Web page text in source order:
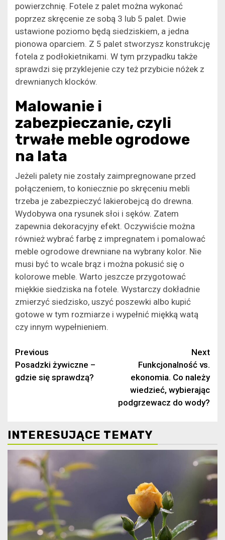
powierzchnię. Fotele z palet można wykonać
poprzez skręcenie ze sobą 3 lub 5 palet. Dwie
ustawione poziomo będą siedziskiem, a jedna
pionowa oparciem. Z 5 palet stworzysz konstrukcję
fotela z podłokietnikami. W tym przypadku także
sprawdzi się przyklejenie czy też przybicie nóżek z
drewnianych klocków.
Malowanie i
zabezpieczanie, czyli
trwałe meble ogrodowe
na lata
Jeżeli palety nie zostały zaimpregnowane przed
połączeniem, to koniecznie po skręceniu mebli
trzeba je zabezpieczyć lakierobejcą do drewna.
Wydobywa ona rysunek słoi i sęków. Zatem
zapewnia dekoracyjny efekt. Oczywiście można
również wybrać farbę z impregnatem i pomalować
meble ogrodowe drewniane na wybrany kolor. Nie
musi być to wcale brąz i można pokusić się o
kolorowe meble. Warto jeszcze przygotować
miękkie siedziska na fotele. Wystarczy dokładnie
zmierzyć siedzisko, uszyć poszewki albo kupić
gotowe w tym rozmiarze i wypełnić miękką watą
czy innym wypełnieniem.
Continue
Reading
Previous
Posadzki żywiczne –
gdzie się sprawdzą?
Next
Funkcjonalność vs.
ekonomia. Co należy
wiedzieć, wybierając
podgrzewacz do wody?
INTERESUJĄCE TEMATY